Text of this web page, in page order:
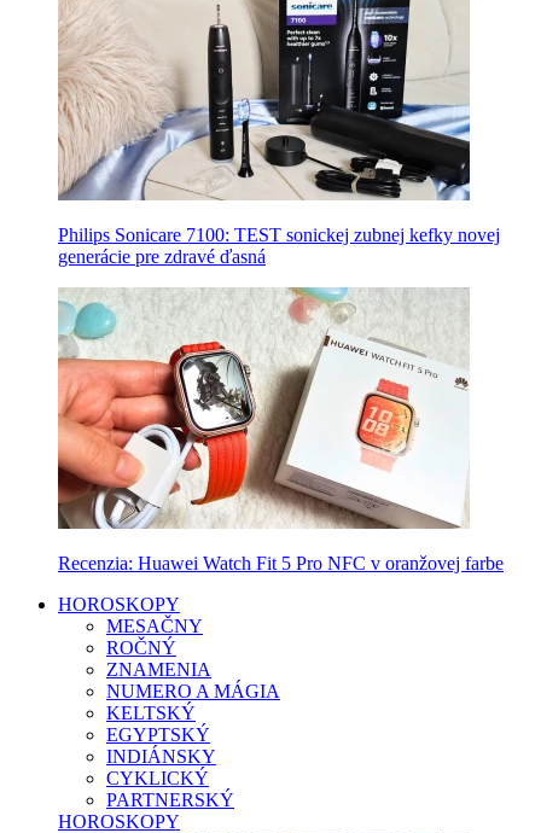
Philips Sonicare 7100: TEST sonickej zubnej kefky novej
generácie pre zdravé ďasná
Recenzia: Huawei Watch Fit 5 Pro NFC v oranžovej farbe
HOROSKOPY
MESAČNY
ROČNÝ
ZNAMENIA
NUMERO A MÁGIA
KELTSKÝ
EGYPTSKÝ
INDIÁNSKY
CYKLICKÝ
PARTNERSKÝ
HOROSKOPY